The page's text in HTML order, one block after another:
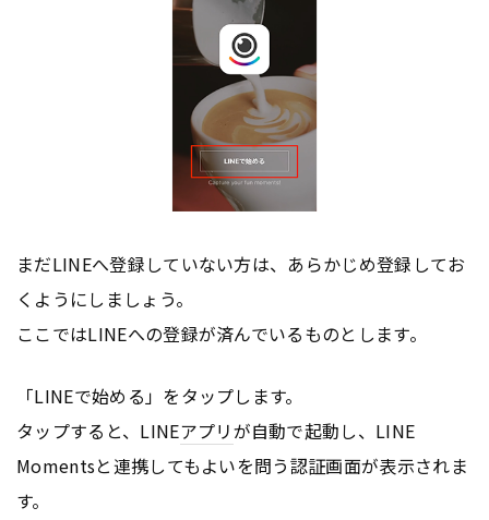
まだLINEへ登録していない方は、あらかじめ登録してお
くようにしましょう。
ここではLINEへの登録が済んでいるものとします。
「LINEで始める」をタップします。
タップすると、LINEアプリが自動で起動し、LINE
Momentsと連携してもよいを問う認証画面が表示されま
す。